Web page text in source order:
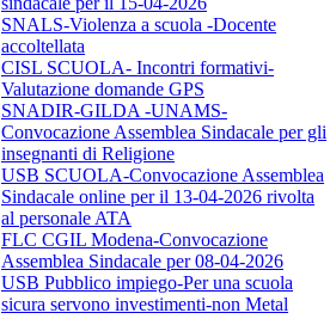
SNALS-Violenza a scuola -Docente
accoltellata
CISL SCUOLA- Incontri formativi-
Valutazione domande GPS
SNADIR-GILDA -UNAMS-
Convocazione Assemblea Sindacale per gli
insegnanti di Religione
USB SCUOLA-Convocazione Assemblea
Sindacale online per il 13-04-2026 rivolta
al personale ATA
FLC CGIL Modena-Convocazione
Assemblea Sindacale per 08-04-2026
USB Pubblico impiego-Per una scuola
sicura servono investimenti-non Metal